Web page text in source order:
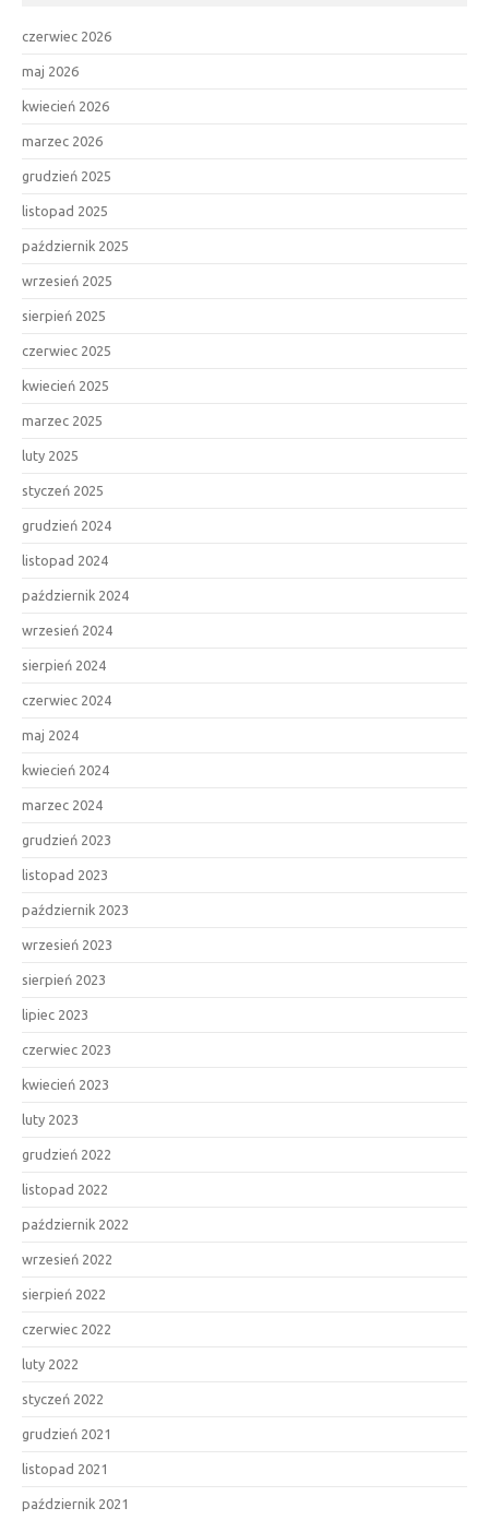
czerwiec 2026
maj 2026
kwiecień 2026
marzec 2026
grudzień 2025
listopad 2025
październik 2025
wrzesień 2025
sierpień 2025
czerwiec 2025
kwiecień 2025
marzec 2025
luty 2025
styczeń 2025
grudzień 2024
listopad 2024
październik 2024
wrzesień 2024
sierpień 2024
czerwiec 2024
maj 2024
kwiecień 2024
marzec 2024
grudzień 2023
listopad 2023
październik 2023
wrzesień 2023
sierpień 2023
lipiec 2023
czerwiec 2023
kwiecień 2023
luty 2023
grudzień 2022
listopad 2022
październik 2022
wrzesień 2022
sierpień 2022
czerwiec 2022
luty 2022
styczeń 2022
grudzień 2021
listopad 2021
październik 2021